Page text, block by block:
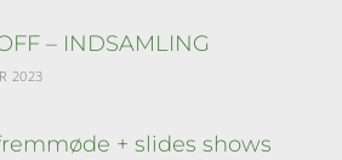
– INDSAMLING
2023
+ slides shows